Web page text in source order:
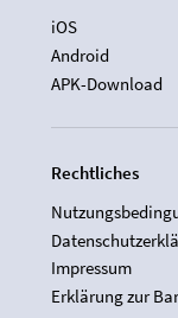
iOS
Android
APK-Download
Rechtliches
Impressum
Erklärung zur